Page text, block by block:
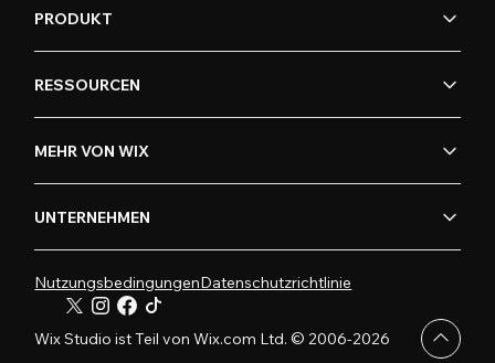
PRODUKT
RESSOURCEN
MEHR VON WIX
UNTERNEHMEN
NutzungsbedingungenDatenschutzrichtlinie
Wix Studio ist Teil von Wix.com Ltd. © 2006-2026